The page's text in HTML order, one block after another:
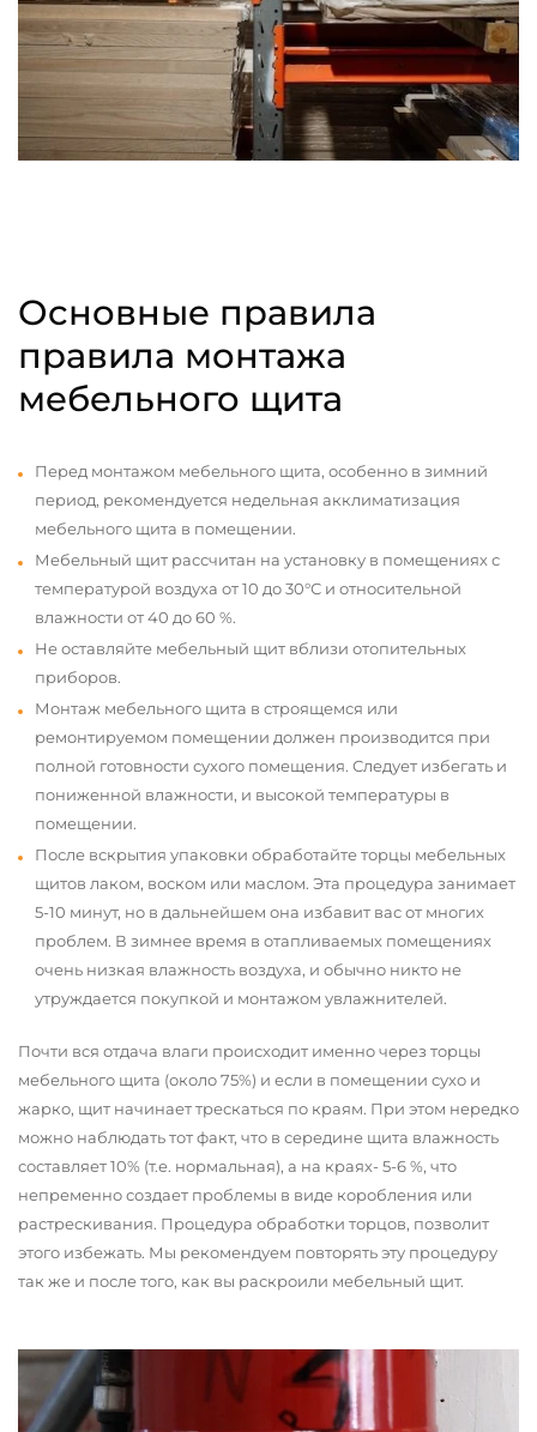
Основные правила
правила монтажа
мебельного щита
Перед монтажом мебельного щита, особенно в зимний
период, рекомендуется недельная акклиматизация
мебельного щита в помещении.
Мебельный щит рассчитан на установку в помещениях с
температурой воздуха от 10 до 30°С и относительной
влажности от 40 до 60 %.
Не оставляйте мебельный щит вблизи отопительных
приборов.
Монтаж мебельного щита в строящемся или
ремонтируемом помещении должен производится при
полной готовности сухого помещения. Следует избегать и
пониженной влажности, и высокой температуры в
помещении.
После вскрытия упаковки обработайте торцы мебельных
щитов лаком, воском или маслом. Эта процедура занимает
5-10 минут, но в дальнейшем она избавит вас от многих
проблем. В зимнее время в отапливаемых помещениях
очень низкая влажность воздуха, и обычно никто не
утруждается покупкой и монтажом увлажнителей.
Почти вся отдача влаги происходит именно через торцы
мебельного щита (около 75%) и если в помещении сухо и
жарко, щит начинает трескаться по краям. При этом нередко
можно наблюдать тот факт, что в середине щита влажность
составляет 10% (т.е. нормальная), а на краях- 5-6 %, что
непременно создает проблемы в виде коробления или
растрескивания. Процедура обработки торцов, позволит
этого избежать. Мы рекомендуем повторять эту процедуру
так же и после того, как вы раскроили мебельный щит.